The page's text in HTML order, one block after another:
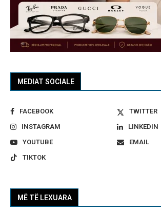
MEDIAT SOCIALE
FACEBOOK
TWITTER
INSTAGRAM
LINKEDIN
YOUTUBE
EMAIL
TIKTOK
MË TË LEXUARA